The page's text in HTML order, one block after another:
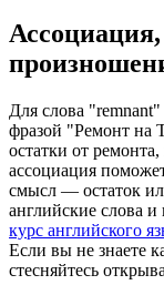
Ассоциация
Для слова
фразой "Ремонт на
остатки от
ассоциация
смысл — остаток
английские слова
курс английского
Если вы не знаете
стесняйтесь